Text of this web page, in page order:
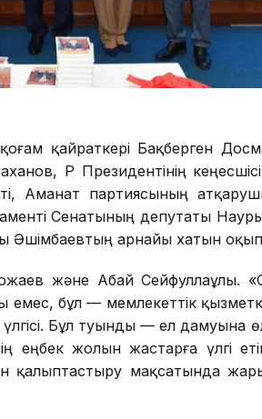
қайраткері Бақберген
ҚР Президентінің
Аманат партиясының
Сенатының депутаты
Әшімбаевтың арнайы хатын оқып
және Абай Сейфуллаұлы.
емес, бұл — мемлекеттік
Бұл туынды — ел дамуына
еңбек жолын жастарға үлгі
қалыптастыру мақсатында